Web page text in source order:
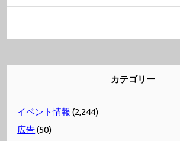
カテゴリー
イベント情報 (2,244)
広告(50)